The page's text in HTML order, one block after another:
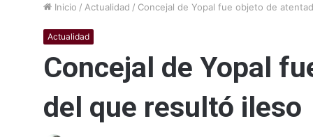
Inicio / Actualidad / Concejal de Yopal fue objeto de
Actualidad
Concejal de Yopal
del que resultó ileso